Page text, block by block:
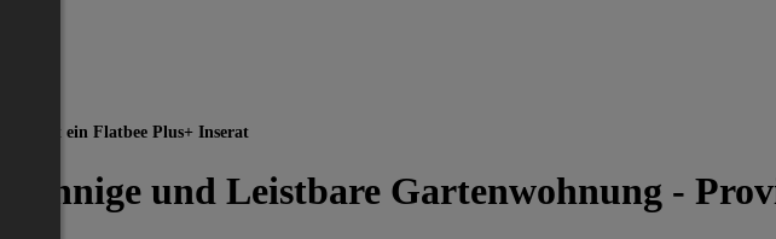
Dies ist ein Flatbee Plus+ Inserat
Sonnige und Leistbare Gartenwohnung -